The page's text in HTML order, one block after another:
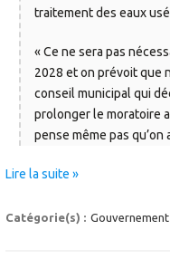
traitement des eaux
« Ce ne sera pas
2028 et on prévoit que
conseil municipal qui
prolonger le moratoire
pense même pas qu’on
Lire la suite »
Catégorie(s) : Gouvernement